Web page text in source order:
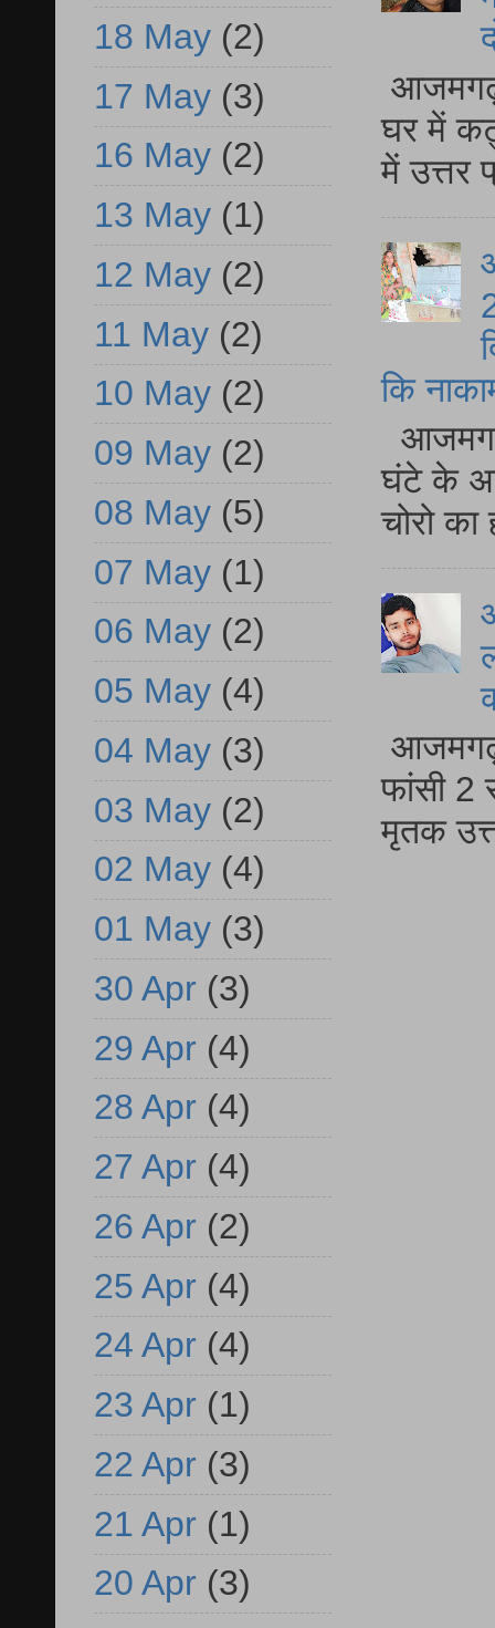
घर में
में
कि
घंटे के
चोरो
आजमगढ़
फांसी 2
मृतक
18 May (2)
17 May (3)
16 May (2)
13 May (1)
12 May (2)
11 May (2)
10 May (2)
09 May (2)
08 May (5)
07 May (1)
06 May (2)
05 May (4)
04 May (3)
03 May (2)
02 May (4)
01 May (3)
30 Apr (3)
29 Apr (4)
28 Apr (4)
27 Apr (4)
26 Apr (2)
25 Apr (4)
24 Apr (4)
23 Apr (1)
22 Apr (3)
21 Apr (1)
20 Apr (3)